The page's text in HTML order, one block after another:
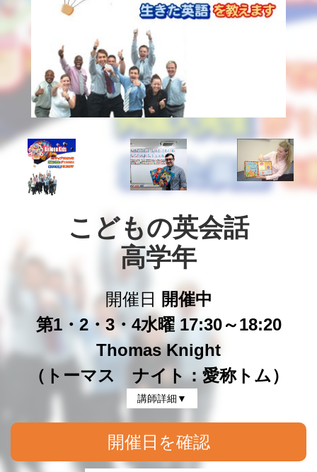
こどもの英会話
高学年
開催日
開催中
第1・2・3・4水曜 17:30～18:20
Thomas Knight
（トーマス ナイト：愛称トム）
講師詳細▼
開催日を確認